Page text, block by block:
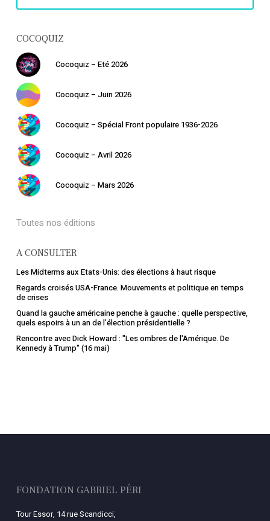
COCOQUIZ
Cocoquiz – Eté 2026
Cocoquiz – Juin 2026
Cocoquiz – Spécial Front populaire 1936-2026
Cocoquiz – Avril 2026
Cocoquiz – Mars 2026
Toutes nos éditions
A CONSULTER
Les Midterms aux Etats-Unis: des élections à haut risque
Regards croisés USA-France. Mouvements et politique en temps
de crises
Quand la gauche américaine penche à gauche : quelle perspective,
quels espoirs à un an de l’élection présidentielle ?
Rencontre avec Dick Howard : "Les ombres de l'Amérique. De
Kennedy à Trump" (16 mai)
FONDATION GABRIEL PÉRI
Tour Essor, 14 rue Scandicci,